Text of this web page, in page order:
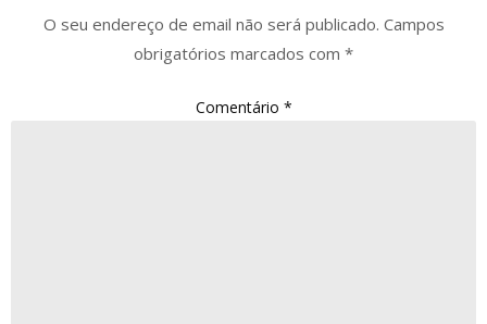
O seu endereço de email não será publicado. Campos
obrigatórios marcados com *
Comentário *